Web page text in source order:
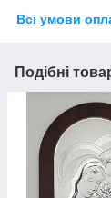
Всі умови
Подібні